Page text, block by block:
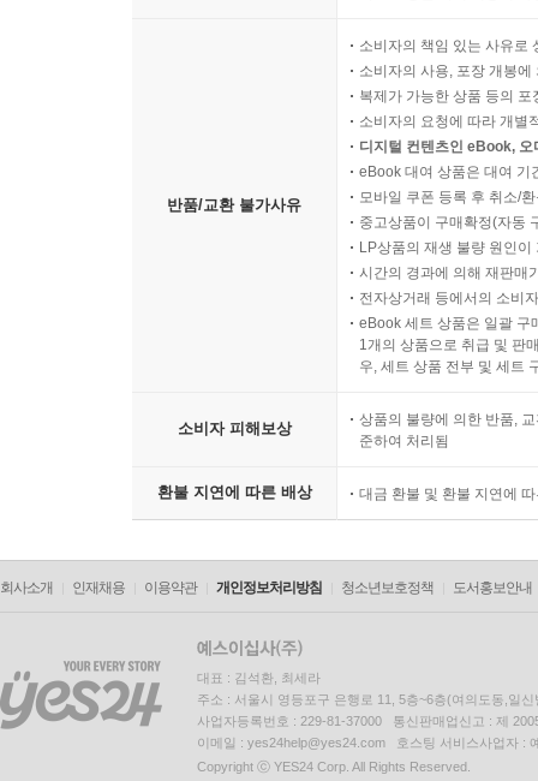
반품/교환 불가사유
소비자의 책임 있는 사유로
소비자의 사용, 포장 개봉
복제가 가능한 상품 등의
소비자의 요청에 따라 개별
디지털 컨텐츠인 eBook,
eBook 대여 상품은 대여 기
모바일 쿠폰 등록 후 취소/
중고상품이 구매확정(자동
LP상품의 재생 불량 원인
시간의 경과에 의해 재판매
전자상거래 등에서의 소비
eBook 세트 상품은 일괄 구
1개의 상품으로 취급 및 판
우, 세트 상품 전부 및 세트
소비자 피해보상
상품의 불량에 의한 반품,
준하여 처리됨
환불 지연에 따른 배상 대금 환불 및 환불 지연에
회사소개 인재채용 이용약관 개인정보처리방침 청소년보호정책 도서홍보안내
대표 : 김석환, 최세라
주소 : 서울시 영등포구 은행로 11, 5층~6층(여의도동,일신
사업자등록번호 : 229-81-37000 통신판매업신고 : 제
이메일 : yes24help@yes24.com 호스팅 서비스사업자 :
Copyright ⓒ YES24 Corp. All Rights Reserved.